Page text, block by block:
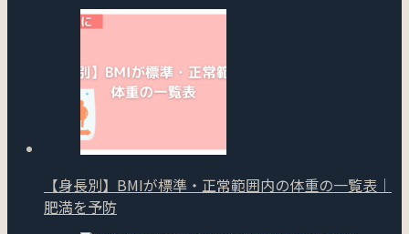
【身長別】BMIが標準・正常範囲内の体重の一覧表｜
肥満を予防